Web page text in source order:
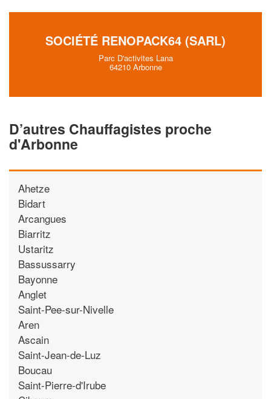
SOCIÉTÉ RENOPACK64 (SARL)
Parc D'activites Lana
64210 Arbonne
D’autres Chauffagistes proche
d'Arbonne
Ahetze
Bidart
Arcangues
Biarritz
Ustaritz
Bassussarry
Bayonne
Anglet
Saint-Pee-sur-Nivelle
Aren
Ascain
Saint-Jean-de-Luz
Boucau
Saint-Pierre-d'Irube